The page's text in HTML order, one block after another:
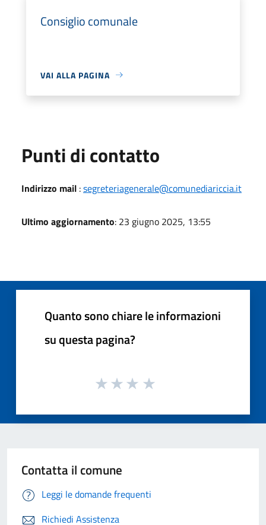
Consiglio comunale
VAI ALLA PAGINA
Punti di contatto
Indirizzo mail :segreteriagenerale@comunediariccia.it
Ultimo aggiornamento: 23 giugno 2025, 13:55
Quanto sono chiare le informazioni
su questa pagina?
Contatta il comune
Leggi le domande frequenti
Richiedi Assistenza